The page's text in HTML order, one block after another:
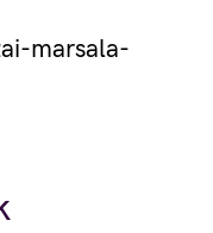
marsala-